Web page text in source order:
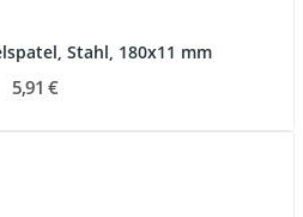
Stahl, 180x11 mm
5,91 €